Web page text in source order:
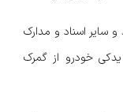
و سایر اسناد و مدارک
یدکی خودرو از گمرک